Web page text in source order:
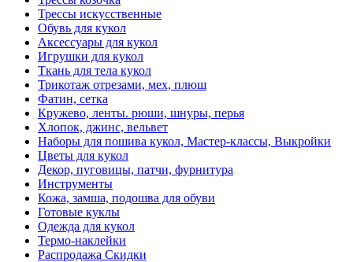
Трессы искусственные
Обувь для кукол
Аксессуары для кукол
Игрушки для кукол
Ткань для тела кукол
Трикотаж отрезами, мех, плюш
Фатин, сетка
Кружево, ленты. рюши, шнуры, перья
Хлопок, джинс, вельвет
Наборы для пошива кукол, Мастер-классы, Выкройки
Цветы для кукол
Декор, пуговицы, патчи, фурнитура
Инструменты
Кожа, замша, подошва для обуви
Готовые куклы
Одежда для кукол
Термо-наклейки
Распродажа Скидки